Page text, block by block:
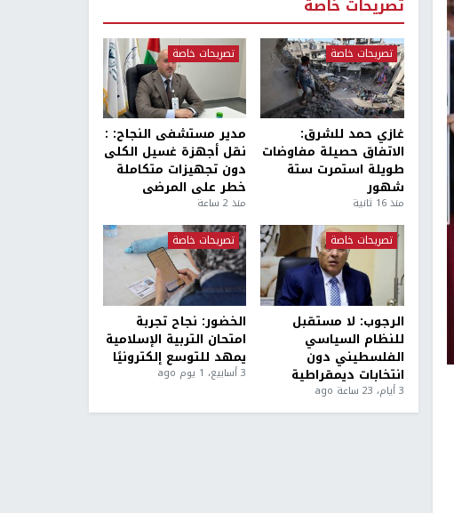
تصريحات خاصة
تصريحات خاصة
غازي حمد للشرق:
الاتفاق حصيلة مفاوضات
طويلة استمرت ستة
شهور
منذ 16 ثانية
تصريحات خاصة
مدير مستشفى النجاح: :
نقل أجهزة غسيل الكلى
دون تجهيزات متكاملة
خطر على المرضى
منذ 2 ساعة
تصريحات خاصة
الرجوب: لا مستقبل
للنظام السياسي
الفلسطيني دون
انتخابات ديمقراطية
3 أيام، 23 ساعة ago
تصريحات خاصة
الخضور: نجاح تجربة
امتحان التربية الإسلامية
يمهد للتوسع إلكترونيًا
3 أسابيع، 1 يوم ago